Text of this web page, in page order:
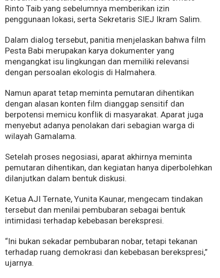
Rinto Taib yang sebelumnya memberikan izin
penggunaan lokasi, serta Sekretaris SIEJ Ikram Salim.
Dalam dialog tersebut, panitia menjelaskan bahwa film
Pesta Babi merupakan karya dokumenter yang
mengangkat isu lingkungan dan memiliki relevansi
dengan persoalan ekologis di Halmahera.
Namun aparat tetap meminta pemutaran dihentikan
dengan alasan konten film dianggap sensitif dan
berpotensi memicu konflik di masyarakat. Aparat juga
menyebut adanya penolakan dari sebagian warga di
wilayah Gamalama.
Setelah proses negosiasi, aparat akhirnya meminta
pemutaran dihentikan, dan kegiatan hanya diperbolehkan
dilanjutkan dalam bentuk diskusi.
Ketua AJI Ternate, Yunita Kaunar, mengecam tindakan
tersebut dan menilai pembubaran sebagai bentuk
intimidasi terhadap kebebasan berekspresi.
“Ini bukan sekadar pembubaran nobar, tetapi tekanan
terhadap ruang demokrasi dan kebebasan berekspresi,”
ujarnya.